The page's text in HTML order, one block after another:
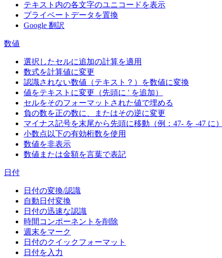
テキスト内の各文字のユニコードを表示
プライベートデータを置換
Google 翻訳
数値
選択したセルに追加の計算を適用
数式を計算値に変更
認識されない数値（テキスト？）を数値に変換
値をテキストに変更（先頭に ' を追加）
セルをそのフォーマットされた値で埋める
負の数を正の数に、またはその逆に変更
マイナス記号を末尾から先頭に移動（例：47- を -47 に）
小数点以下の有効桁数を使用
数値を非表示
数値または金額を言葉で表記
日付
日付の変換/認識
自動日付変換
日付の迅速な認識
時間コンポーネントを削除
週末をマーク
日付のクイックフォーマット
日付を入力